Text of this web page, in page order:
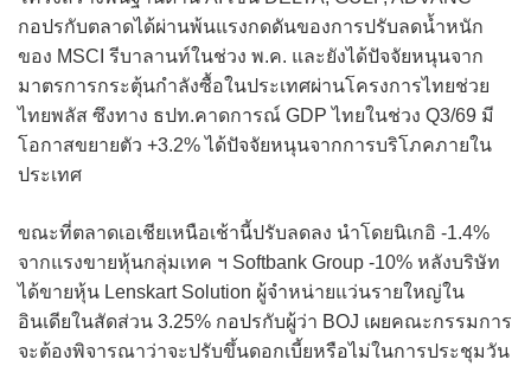
กอปรกับตลาดได้ผ่านพ้นแรงกดดันของการปรับลดน้ำหนัก
ของ MSCI รีบาลานท์ในช่วง พ.ค. และยังได้ปัจจัยหนุนจาก
มาตรการกระตุ้นกำลังซื้อในประเทศผ่านโครงการไทยช่วย
ไทยพลัส ซึงทาง ธปท.คาดการณ์ GDP ไทยในช่วง Q3/69 มี
โอกาสขยายตัว +3.2% ได้ปัจจัยหนุนจากการบริโภคภายใน
ประเทศ
ขณะที่ตลาดเอเชียเหนือเช้านี้ปรับลดลง นำโดยนิเกอิ -1.4%
จากแรงขายหุ้นกลุ่มเทค ฯ Softbank Group -10% หลังบริษัท
ได้ขายหุ้น Lenskart Solution ผู้จำหน่ายแว่นรายใหญ่ใน
อินเดียในสัดส่วน 3.25% กอปรกับผู้ว่า BOJ เผยคณะกรรมการ
จะต้องพิจารณาว่าจะปรับขึ้นดอกเบี้ยหรือไม่ในการประชุมวัน